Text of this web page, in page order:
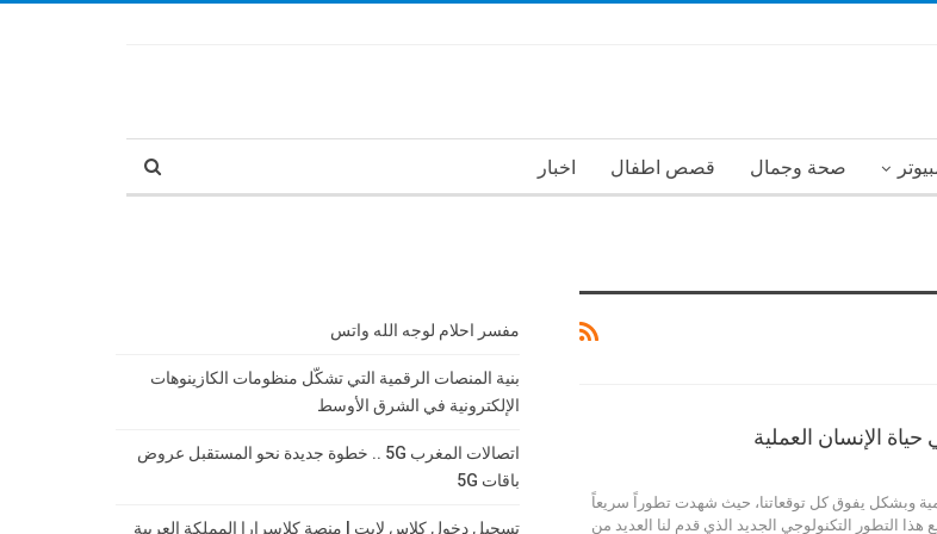
صحة وجمال قصص اطفال اخبار
الإنسان العملية
وبشكل يفوق كل توقعاتنا، حيث شهدت تطوراً سريعاً
التطور التكنولوجي الجديد الذي قدم لنا العديد من
مفسر احلام لوجه الله واتس
بنية المنصات الرقمية التي تشكّل منظومات الكازينوهات
الإلكترونية في الشرق الأوسط
اتصالات المغرب 5G .. خطوة جديدة نحو المستقبل عروض
باقات 5G
تسجيل دخول كلاس لايت | منصة كلاسرارا المملكة العربية